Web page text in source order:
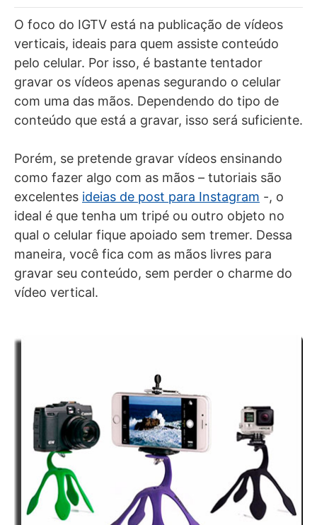
O foco do IGTV está na publicação de vídeos
verticais, ideais para quem assiste conteúdo
pelo celular. Por isso, é bastante tentador
gravar os vídeos apenas segurando o celular
com uma das mãos. Dependendo do tipo de
conteúdo que está a gravar, isso será suficiente.
Porém, se pretende gravar vídeos ensinando
como fazer algo com as mãos – tutoriais são
excelentes ideias de post para Instagram -, o
ideal é que tenha um tripé ou outro objeto no
qual o celular fique apoiado sem tremer. Dessa
maneira, você fica com as mãos livres para
gravar seu conteúdo, sem perder o charme do
vídeo vertical.